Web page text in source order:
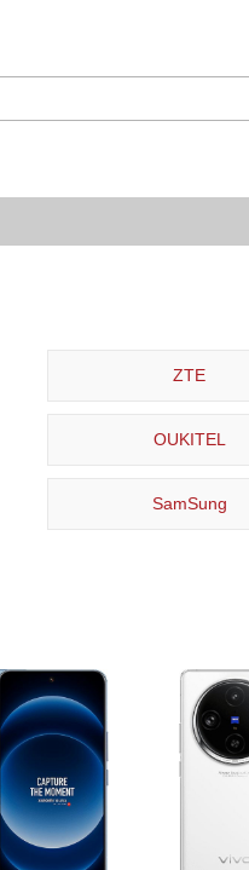
ZTE
OUKITEL
SamSung